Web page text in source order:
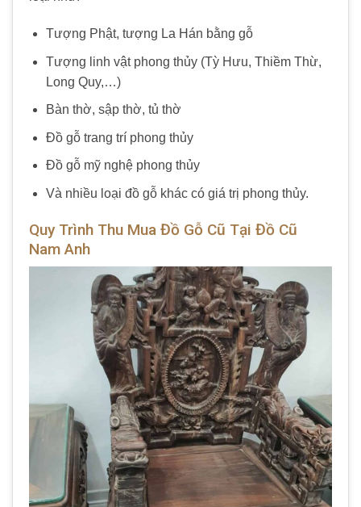
Tượng Phật, tượng La Hán bằng gỗ
Tượng linh vật phong thủy (Tỳ Hưu, Thiềm Thừ,
Long Quy,…)
Bàn thờ, sập thờ, tủ thờ
Đồ gỗ trang trí phong thủy
Đồ gỗ mỹ nghệ phong thủy
Và nhiều loại đồ gỗkhác có giá trị phong thủy.
Quy Trình Thu Mua Đồ Gỗ Cũ Tại Đồ Cũ
Nam Anh